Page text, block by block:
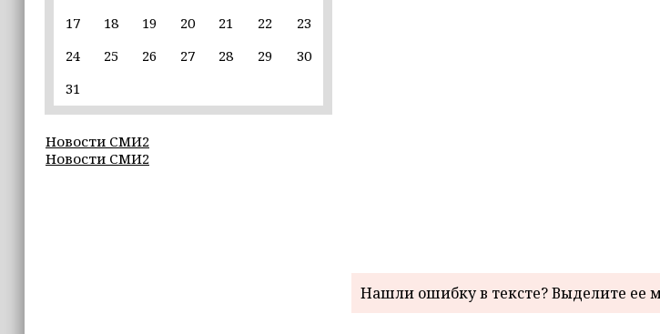
14:44
Ахмат Кадыров удостоен звания
13:50
разработчикам разрабатывать
альтернативные клиенты
17
18 19 20 21 22
23
24
25 26 27 28 29
30
31
Новости СМИ2
Новости СМИ2
Нашли ошибку в тексте? Выделите